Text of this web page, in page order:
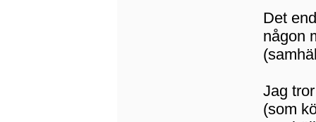
Det
någon
Jag
(som